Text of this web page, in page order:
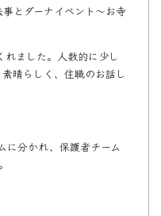
とダーナイベント〜お寺
ました。人数的に少し
晴らしく、住職のお話し
に分かれ、保護者チーム